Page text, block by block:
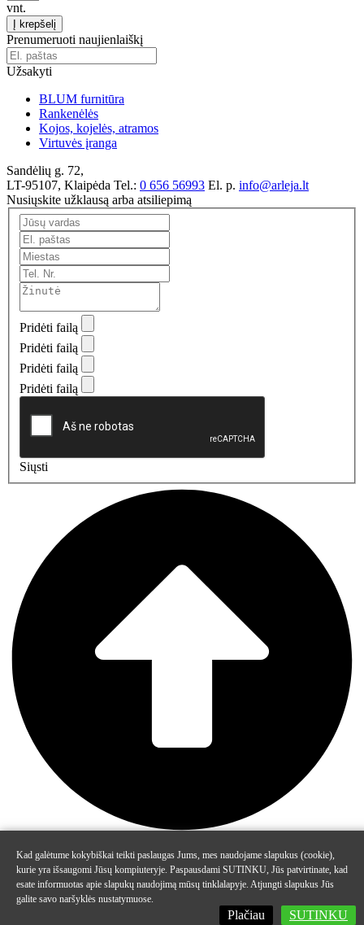
vnt.
Į krepšelį
Prenumeruoti naujienlaiškį
Užsakyti
BLUM furnitūra
Rankenėlės
Kojos, kojelės, atramos
Virtuvės įranga
Sandėlių g. 72,
LT-95107, Klaipėda Tel.: 0 656 56993 El. p. info@arleja.lt
Nusiųskite užklausą arba atsiliepimą
Pridėti failą
Pridėti failą
Pridėti failą
Pridėti failą
Siųsti
Kad galėtume kokybiškai teikti paslaugas Jums, mes naudojame slapukus (cookie),
kurie yra išsaugomi Jūsų kompiuteryje. Paspausdami SUTINKU, Jūs patvirtinate, kad
esate informuotas apie slapukų naudojimą mūsų tinklalapyje. Atjungti slapukus Jūs
galite savo naršyklės nustatymuose.
SUTINKU
Plačiau